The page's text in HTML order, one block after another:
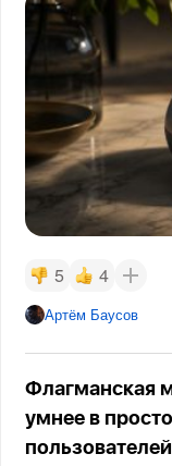
5 4
Артём Баусов
Флагманская
умнее в